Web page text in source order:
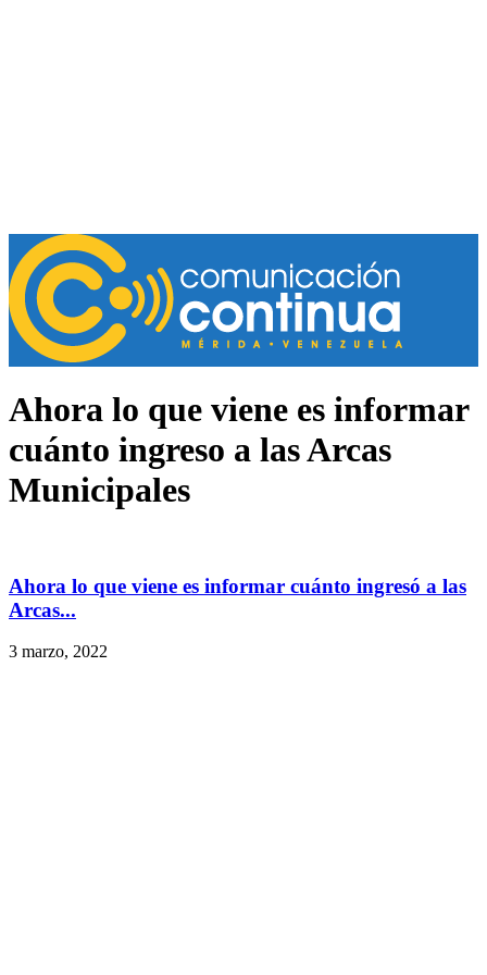
Ahora lo que viene es informar
cuánto ingreso a las Arcas
Municipales
Ahora lo que viene es informar cuánto ingresó a las
Arcas...
3 marzo, 2022